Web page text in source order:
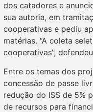
dos catadores e
sua autoria, em
cooperativas e pediu
matérias. “A coleta
cooperativas”,
Entre os temas dos
concessão de passe
redução do ISS de 5%
de recursos para